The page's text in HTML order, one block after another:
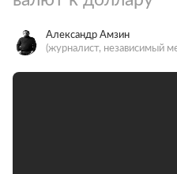
Александр Амзин
(журналист, независимый